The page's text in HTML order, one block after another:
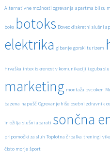
Alternativne možnosti ogrevanja apartma blizu
boks botoks Bovec diskretni slušni
elektrika gibanje gorski turizem
Hrvaška intex iskrenost v komunikaciji izguba
marketing montaža pvc oken
bazena napušč Ogrevanje hiše osebni zdravnik
in ožilja slušni aparati sončna
pripomočki za sluh Toplotna črpalka treningi
čisto morje šport